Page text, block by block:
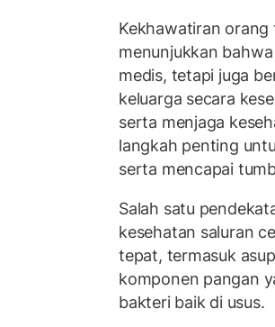
Kekhawatiran
menunjukkan
medis, tetapi juga
keluarga secara
serta menjaga
langkah penting
serta mencapai
Salah satu
kesehatan saluran
tepat, termasuk
komponen pangan
bakteri baik di usus.